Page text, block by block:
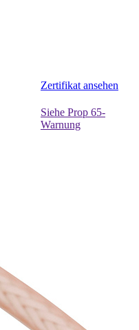
Zertifikat ansehen
Siehe Prop 65-
Warnung